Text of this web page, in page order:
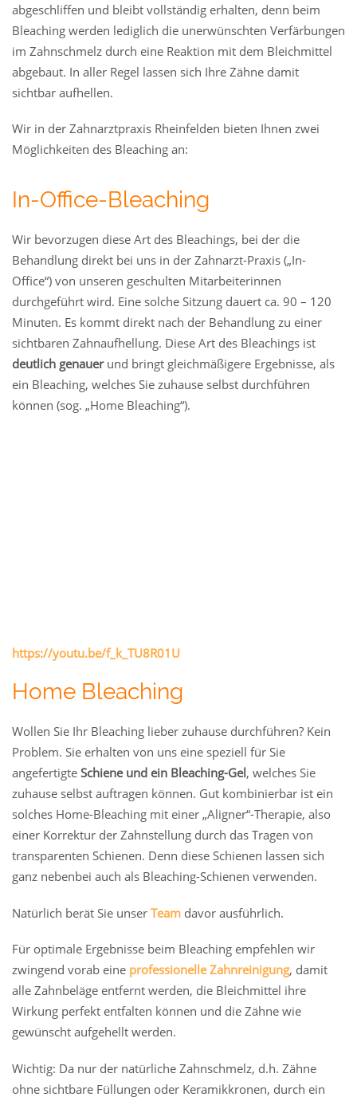
abgeschliffen und bleibt vollständig erhalten, denn beim
Bleaching werden lediglich die unerwünschten Verfärbungen
im Zahnschmelz durch eine Reaktion mit dem Bleichmittel
abgebaut. In aller Regel lassen sich Ihre Zähne damit
sichtbar aufhellen.
Wir in der Zahnarztpraxis Rheinfelden bieten Ihnen zwei
Möglichkeiten des Bleaching an:
In-Office-Bleaching
Wir bevorzugen diese Art des Bleachings, bei der die
Behandlung direkt bei uns in der Zahnarzt-Praxis („In-
Office“) von unseren geschulten Mitarbeiterinnen
durchgeführt wird. Eine solche Sitzung dauert ca. 90 – 120
Minuten. Es kommt direkt nach der Behandlung zu einer
sichtbaren Zahnaufhellung. Diese Art des Bleachings ist
deutlich genauerund bringt gleichmäßigere Ergebnisse, als
ein Bleaching, welches Sie zuhause selbst durchführen
können (sog. „Home Bleaching“).
https://youtu.be/f_k_TU8R01U
Home Bleaching
Wollen Sie Ihr Bleaching lieber zuhause durchführen? Kein
Problem. Sie erhalten von uns eine speziell für Sie
angefertigte Schiene und ein Bleaching-Gel, welches Sie
zuhause selbst auftragen können. Gut kombinierbar ist ein
solches Home-Bleaching mit einer „Aligner“-Therapie, also
einer Korrektur der Zahnstellung durch das Tragen von
transparenten Schienen. Denn diese Schienen lassen sich
ganz nebenbei auch als Bleaching-Schienen verwenden.
Natürlich berät Sie unser Team davor ausführlich.
Für optimale Ergebnisse beim Bleaching empfehlen wir
zwingend vorab eine professionelle Zahnreinigung, damit
alle Zahnbeläge entfernt werden, die Bleichmittel ihre
Wirkung perfekt entfalten können und die Zähne wie
gewünscht aufgehellt werden.
Wichtig: Da nur der natürliche Zahnschmelz, d.h. Zähne
ohne sichtbare Füllungen oder Keramikkronen, durch ein